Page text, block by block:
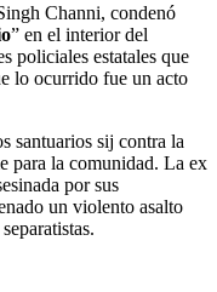
Channi, condenó
” en el interior del
policiales estatales que
lo ocurrido fue un acto
santuarios sij contra la
para la comunidad. La ex
por sus
un violento asalto